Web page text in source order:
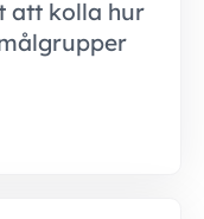
att kolla hur